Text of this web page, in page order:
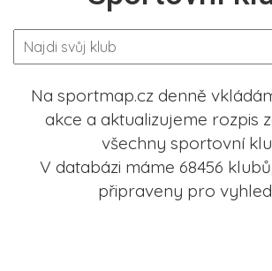
Na sportmap.cz denně
akce a aktualizujeme rozpis
všechny sportovní
V databázi máme 68456
připraveny pro